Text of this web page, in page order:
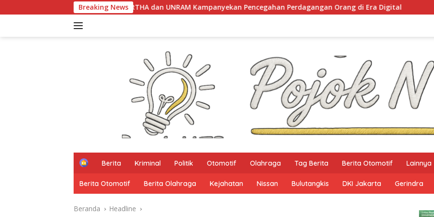
ke
Breaking News
PARTHA dan UNRAM Kampanyekan Pencegahan Perdagangan Orang di Era Digital NTB Selangkah Lagi
H
m
e
Berita Kriminal Politik Otomotif Olahraga Tag Berita Berita Otomotif Lainnya
Berita Otomotif Berita Olahraga Kejahatan Nissan Bulutangkis DKI Jakarta Gerindra
Beranda Headline